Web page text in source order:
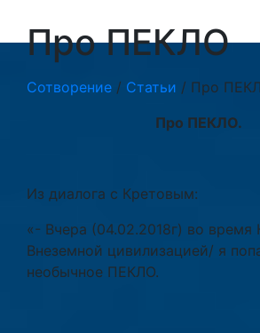
Про ПЕКЛО
Сотворение / Статьи / Про
Про ПЕКЛО.
Из диалога с Кретовым:
«- Вчера (04.02.2018г) во время
Внеземной цивилизацией/ я
необычное ПЕКЛО.